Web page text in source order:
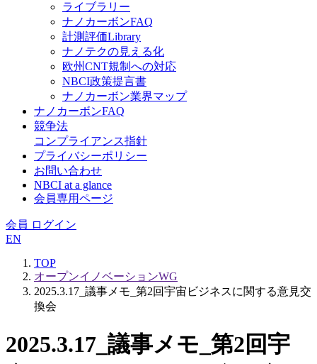
ライブラリー
ナノカーボンFAQ
計測評価Library
ナノテクの見える化
欧州CNT規制への対応
NBCI政策提言書
ナノカーボン業界マップ
ナノカーボンFAQ
競争法
コンプライアンス指針
プライバシーポリシー
お問い合わせ
NBCI at a glance
会員専用ページ
会員 ログイン
EN
TOP
オープンイノベーションWG
2025.3.17_議事メモ_第2回宇宙ビジネスに関する意見交
換会
2025.3.17_議事メモ_第2回宇